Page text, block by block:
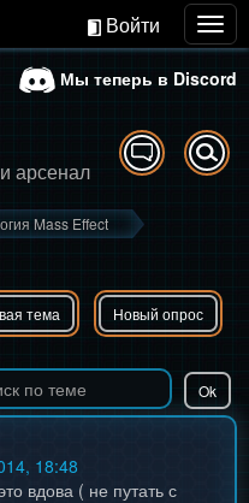
Войти
Мы теперь в Discord
арсенал
Mass Effect
тема Новый опрос
18:48
вдова ( не путать с